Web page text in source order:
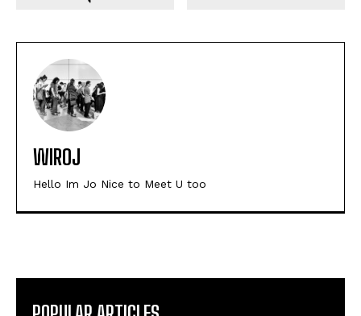
WIROJ
Hello Im Jo Nice to Meet U too